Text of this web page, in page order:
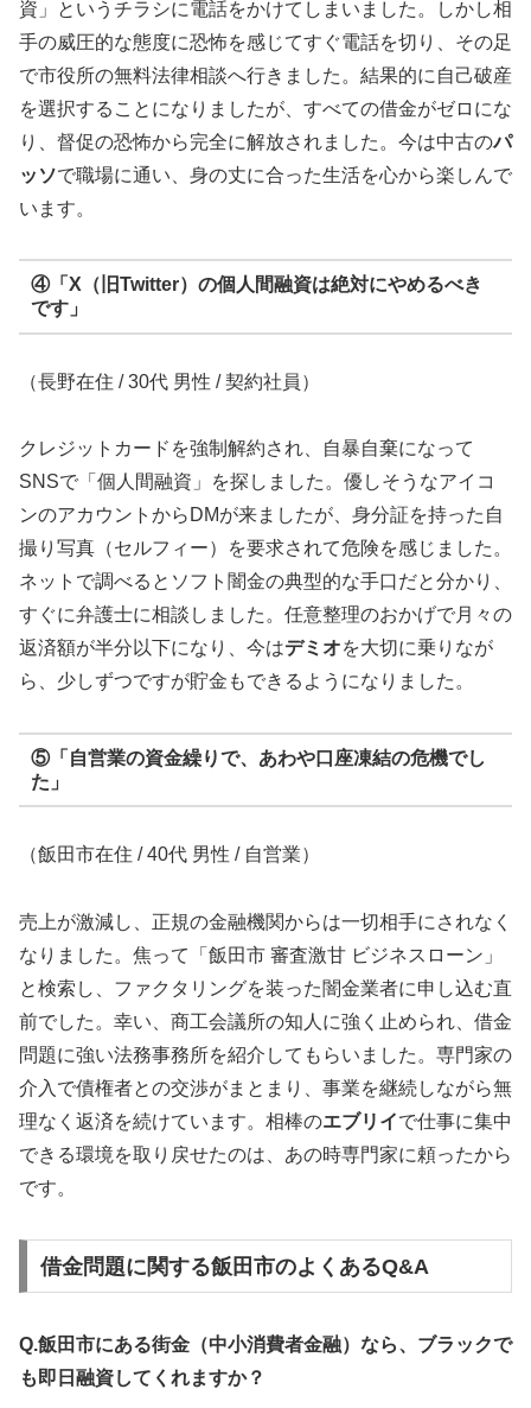
資」というチラシに電話をかけてしまいました。しかし相
手の威圧的な態度に恐怖を感じてすぐ電話を切り、その足
で市役所の無料法律相談へ行きました。結果的に自己破産
を選択することになりましたが、すべての借金がゼロにな
り、督促の恐怖から完全に解放されました。今は中古のパ
ッソで職場に通い、身の丈に合った生活を心から楽しんで
います。
④「X（旧Twitter）の個人間融資は絶対にやめるべき
です」
（長野在住 / 30代 男性 / 契約社員）
クレジットカードを強制解約され、自暴自棄になって
SNSで「個人間融資」を探しました。優しそうなアイコ
ンのアカウントからDMが来ましたが、身分証を持った自
撮り写真（セルフィー）を要求されて危険を感じました。
ネットで調べるとソフト闇金の典型的な手口だと分かり、
すぐに弁護士に相談しました。任意整理のおかげで月々の
返済額が半分以下になり、今はデミオを大切に乗りなが
ら、少しずつですが貯金もできるようになりました。
⑤「自営業の資金繰りで、あわや口座凍結の危機でし
た」
（飯田市在住 / 40代 男性 / 自営業）
売上が激減し、正規の金融機関からは一切相手にされなく
なりました。焦って「飯田市 審査激甘 ビジネスローン」
と検索し、ファクタリングを装った闇金業者に申し込む直
前でした。幸い、商工会議所の知人に強く止められ、借金
問題に強い法務事務所を紹介してもらいました。専門家の
介入で債権者との交渉がまとまり、事業を継続しながら無
理なく返済を続けています。相棒のエブリイで仕事に集中
できる環境を取り戻せたのは、あの時専門家に頼ったから
です。
借金問題に関する飯田市のよくあるQ&A
Q.飯田市にある街金（中小消費者金融）なら、ブラックで
も即日融資してくれますか？